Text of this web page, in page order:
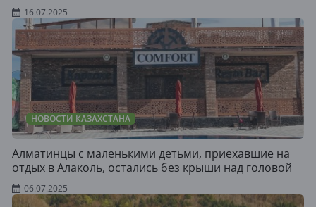
16.07.2025
НОВОСТИ КАЗАХСТАНА
Алматинцы с маленькими детьми, приехавшие на
отдых в Алаколь, остались без крыши над головой
06.07.2025